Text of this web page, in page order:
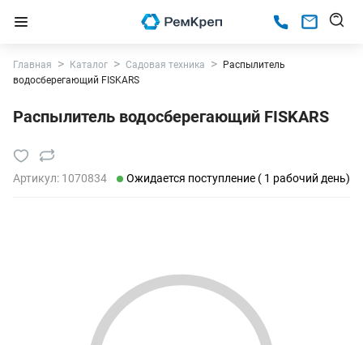
Главная Каталог Садовая техника
Распылитель
водосберегающий FISKARS
Распылитель водосберегающий FISKARS
Артикул: 1070834 Ожидается поступление ( 1 рабочий день)